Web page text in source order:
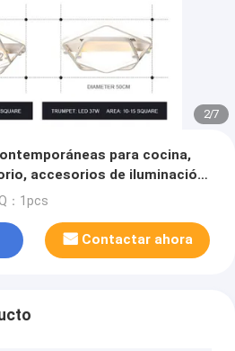
2/7
para cocina,
accesorios de iluminación
：1pcs
Contactar ahora